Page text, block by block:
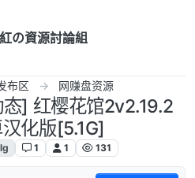
の資源討論組
布区 网赚盘资源
] 红樱花馆2v2.19.2
化版[5.1G]
1 1 131